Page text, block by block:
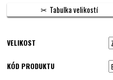
Tabulka velikostí
VELIKOST
KÓD PRODUKTU